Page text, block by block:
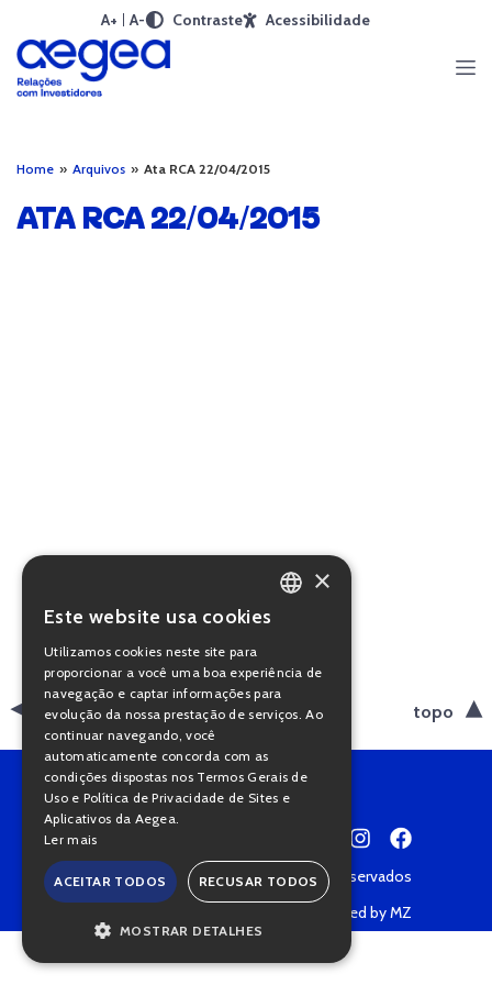
A+ A- Contraste Acessibilidade
Home » Arquivos » Ata RCA 22/04/2015
ATA RCA 22/04/2015
voltar topo
Copyright © 2022 • Todos os direitos reservados
Powered by MZ
PORTUGUESE
×
Este website usa cookies
Utilizamos cookies neste site para
proporcionar a você uma boa experiência de
navegação e captar informações para
evolução da nossa prestação de serviços. Ao
continuar navegando, você
automaticamente concorda com as
condições dispostas nos Termos Gerais de
Uso e Política de Privacidade de Sites e
Aplicativos da Aegea.
Ler mais
ACEITAR TODOS RECUSAR TODOS
MOSTRAR DETALHES